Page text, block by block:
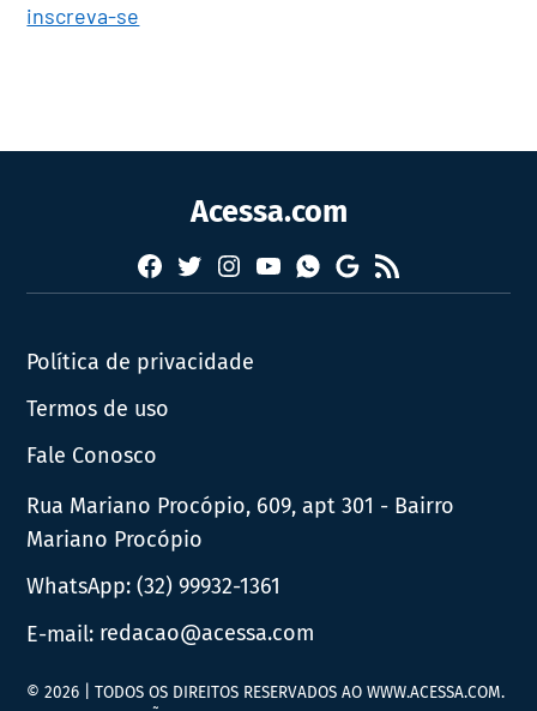
inscreva-se
Acessa.com
Facebook
TwitterInstagram
YouTubeWhatsapp
Google
News
RSS
Política de privacidade
Termos de uso
Fale Conosco
Rua Mariano Procópio, 609, apt 301 - Bairro
Mariano Procópio
WhatsApp:(32) 99932-1361
E-mail: redacao@acessa.com
© 2026 | TODOS OS DIREITOS RESERVADOS AO WWW.ACESSA.COM.